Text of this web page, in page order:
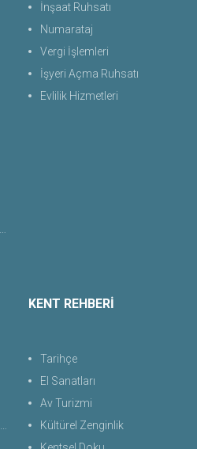
İnşaat Ruhsatı
Numarataj
Vergi İşlemleri
İşyeri Açma Ruhsatı
Evlilik Hizmetleri
KENT REHBERİ
Tarihçe
El Sanatları
Av Turizmi
Kültürel Zenginlik